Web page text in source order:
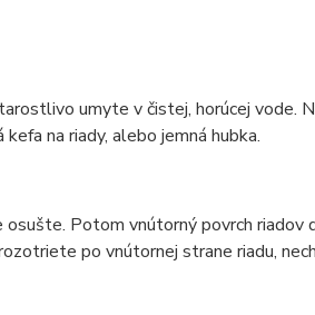
umyte v čistej, horúcej vode.
na riady, alebo jemná hubka.
Potom vnútorný povrch
po vnútornej strane riadu,